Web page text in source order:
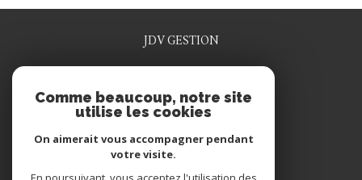
JDV GESTION
jdv.gestion@wanadoo.fr
1 rue rené grosdidier
Comme beaucoup, notre site
utilise les cookies
On aimerait vous accompagner pendant
votre visite.